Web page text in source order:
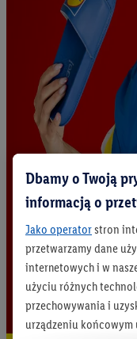
Dbamy o Twoją
informacją o
Jako operatorstron
przetwarzamy dane
internetowych i w
użyciu różnych
przechowywania i
urządzeniu końcowym